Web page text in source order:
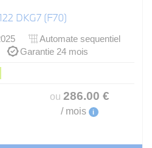
DKG7 (F70)
Automate sequentiel
Garantie 24 mois
ou 286.00 €
/ mois i